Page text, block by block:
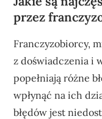
przez
Franczyzobiorcy,
z doświadczenia i
popełniają różne
wpłynąć na ich
błędów jest